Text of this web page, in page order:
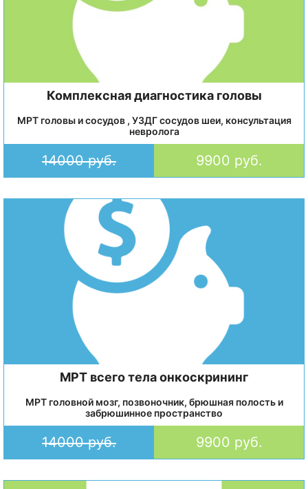
Комплексная диагностика головы
МРТ головы и сосудов , УЗДГ сосудов шеи, консультация
невролога
14000 руб. 9900 руб.
МРТ всего тела онкоскрининг
МРТ головной мозг, позвоночник, брюшная полость и
забрюшинное пространство
14000 руб. 9900 руб.